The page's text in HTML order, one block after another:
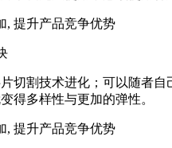
切割技术进化；可以随者
得多样性与更加的弹性。